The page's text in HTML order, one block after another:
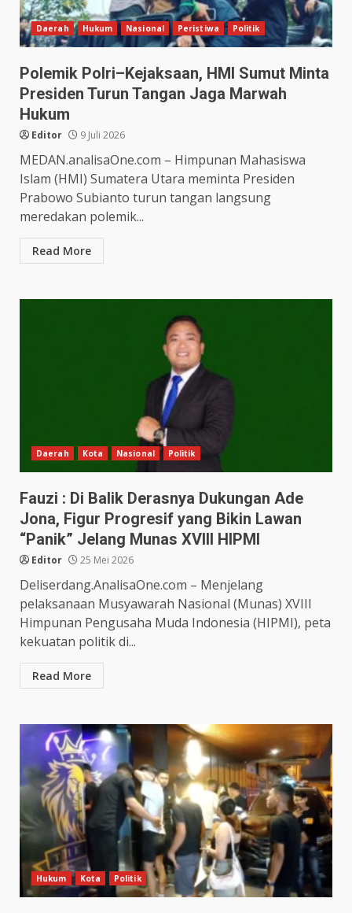
Daerah Hukum Nasional Peristiwa Politik
Polemik Polri–Kejaksaan, HMI Sumut Minta
Presiden Turun Tangan Jaga Marwah
Hukum
Editor 9 Juli 2026
MEDAN.analisaOne.com – Himpunan Mahasiswa
Islam (HMI) Sumatera Utara meminta Presiden
Prabowo Subianto turun tangan langsung
meredakan polemik...
Read More
Daerah Kota Nasional Politik
Fauzi : Di Balik Derasnya Dukungan Ade
Jona, Figur Progresif yang Bikin Lawan
“Panik” Jelang Munas XVIII HIPMI
Editor 25 Mei 2026
Deliserdang.AnalisaOne.com – Menjelang
pelaksanaan Musyawarah Nasional (Munas) XVIII
Himpunan Pengusaha Muda Indonesia (HIPMI), peta
kekuatan politik di...
Read More
Hukum Kota Politik